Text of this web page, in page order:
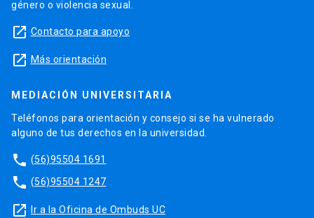
género o violencia sexual.
launch Contacto para apoyo
launch Más orientación
MEDIACIÓN UNIVERSITARIA
Teléfonos para orientación y consejo si se ha vulnerado
alguno de tus derechos en la universidad.
phone (56)95504 1691
phone (56)95504 1247
launch Ir a la Oficina de Ombuds UC